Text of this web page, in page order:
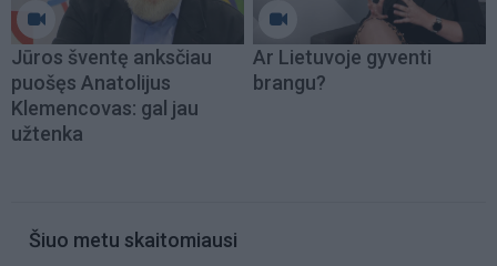
Jūros šventę anksčiau
puošęs Anatolijus
Klemencovas: gal jau
užtenka
Ar Lietuvoje gyventi
brangu?
Šiuo metu skaitomiausi